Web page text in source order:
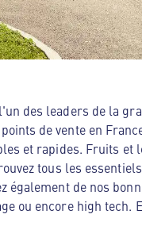
des leaders de la
de vente en
et rapides. Fruits et
tous les
également de nos
ou encore high tech.